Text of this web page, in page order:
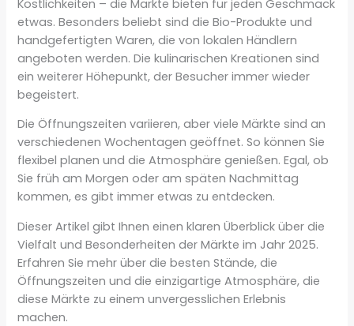
Köstlichkeiten – die Märkte bieten für jeden Geschmack
etwas. Besonders beliebt sind die Bio-Produkte und
handgefertigten Waren, die von lokalen Händlern
angeboten werden. Die kulinarischen Kreationen sind
ein weiterer Höhepunkt, der Besucher immer wieder
begeistert.
Die Öffnungszeiten variieren, aber viele Märkte sind an
verschiedenen Wochentagen geöffnet. So können Sie
flexibel planen und die Atmosphäre genießen. Egal, ob
Sie früh am Morgen oder am späten Nachmittag
kommen, es gibt immer etwas zu entdecken.
Dieser Artikel gibt Ihnen einen klaren Überblick über die
Vielfalt und Besonderheiten der Märkte im Jahr 2025.
Erfahren Sie mehr über die besten Stände, die
Öffnungszeiten und die einzigartige Atmosphäre, die
diese Märkte zu einem unvergesslichen Erlebnis
machen.